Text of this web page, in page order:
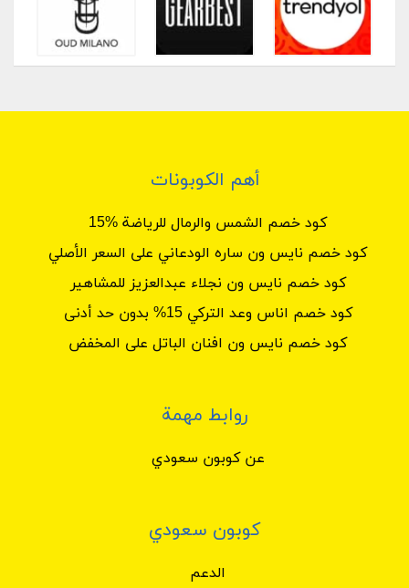
أهم الكوبونات
كود خصم الشمس والرمال للرياضة %15
كود خصم نايس ون ساره الودعاني على السعر الأصلي
كود خصم نايس ون نجلاء عبدالعزيز للمشاهير
كود خصم اناس وعد التركي 15% بدون حد أدنى
كود خصم نايس ون افنان الباتل على المخفض
روابط مهمة
عن كوبون سعودي
كوبون سعودي
الدعم